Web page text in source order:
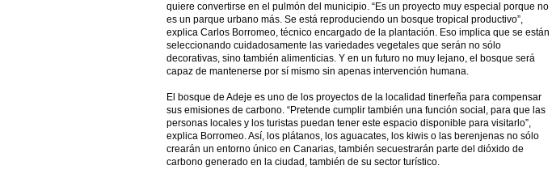
quiere convertirse en el pulmón del municipio. “Es un proyecto muy especial porque no
es un parque urbano más. Se está reproduciendo un bosque tropical productivo”,
explica Carlos Borromeo, técnico encargado de la plantación. Eso implica que se están
seleccionando cuidadosamente las variedades vegetales que serán no sólo
decorativas, sino también alimenticias. Y en un futuro no muy lejano, el bosque será
capaz de mantenerse por sí mismo sin apenas intervención humana.
El bosque de Adeje es uno de los proyectos de la localidad tinerfeña para compensar
sus emisiones de carbono. “Pretende cumplir también una función social, para que las
personas locales y los turistas puedan tener este espacio disponible para visitarlo”,
explica Borromeo. Así, los plátanos, los aguacates, los kiwis o las berenjenas no sólo
crearán un entorno único en Canarias, también secuestrarán parte del dióxido de
carbono generado en la ciudad, también de su sector turístico.